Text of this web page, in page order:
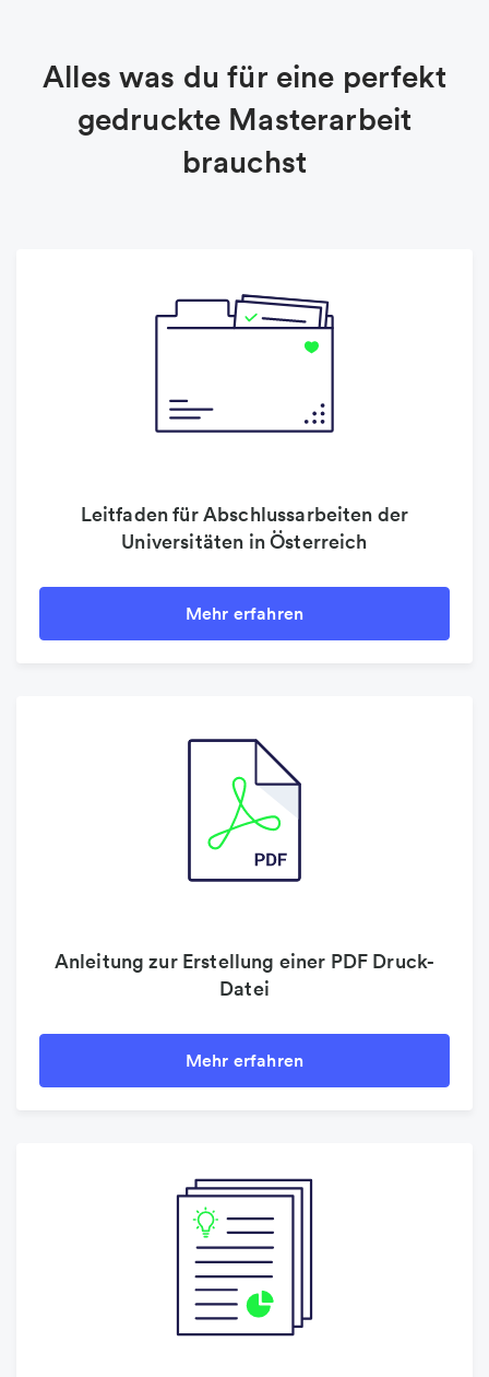
Alles was du für eine perfekt
gedruckte Masterarbeit
brauchst
Leitfaden für Abschlussarbeiten der
Universitäten in Österreich
Mehr erfahren
Anleitung zur Erstellung einer PDF Druck-
Datei
Mehr erfahren